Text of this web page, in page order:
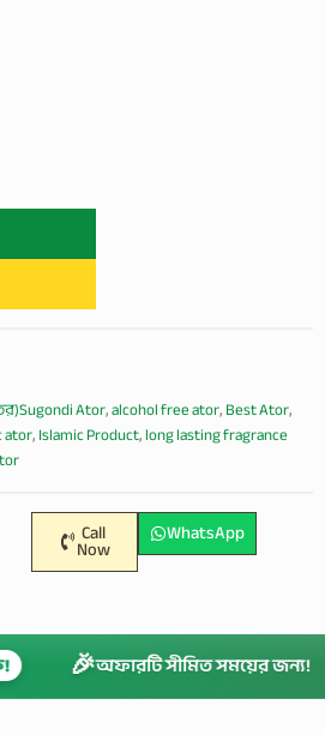
Ator,alcohol free ator,Best Ator,
ator,Islamic Product,long lasting fragrance
Call
Now
WhatsApp
🎉অফারটি সীমিত সময়ের